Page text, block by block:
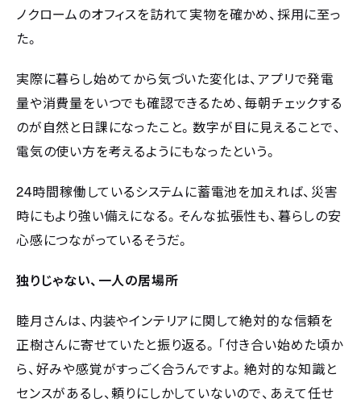
ノクロームのオフィスを訪れて実物を確かめ、採用に至っ
た。
実際に暮らし始めてから気づいた変化は、アプリで発電
量や消費量をいつでも確認できるため、毎朝チェックする
のが自然と日課になったこと。数字が目に見えることで、
電気の使い方を考えるようにもなったという。
24時間稼働しているシステムに蓄電池を加えれば、災害
時にもより強い備えになる。そんな拡張性も、暮らしの安
心感につながっているそうだ。
独りじゃない、一人の居場所
睦月さんは、内装やインテリアに関して絶対的な信頼を
正樹さんに寄せていたと振り返る。「付き合い始めた頃か
ら、好みや感覚がすっごく合うんですよ。絶対的な知識と
センスがあるし、頼りにしかしていないので、あえて任せ